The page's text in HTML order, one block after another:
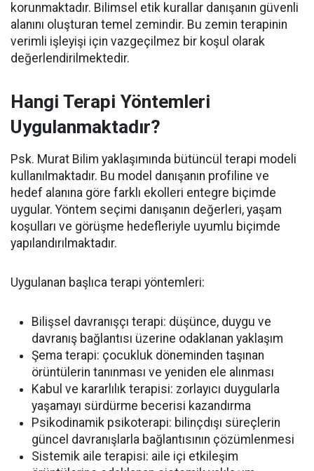
korunmaktadır. Bilimsel etik kurallar danışanın güvenli
alanını oluşturan temel zemindir. Bu zemin terapinin
verimli işleyişi için vazgeçilmez bir koşul olarak
değerlendirilmektedir.
Hangi Terapi Yöntemleri
Uygulanmaktadır?
Psk. Murat Bilim yaklaşımında bütüncül terapi modeli
kullanılmaktadır. Bu model danışanın profiline ve
hedef alanına göre farklı ekolleri entegre biçimde
uygular. Yöntem seçimi danışanın değerleri, yaşam
koşulları ve görüşme hedefleriyle uyumlu biçimde
yapılandırılmaktadır.
Uygulanan başlıca terapi yöntemleri:
Bilişsel davranışçı terapi: düşünce, duygu ve
davranış bağlantısı üzerine odaklanan yaklaşım
Şema terapi: çocukluk döneminden taşınan
örüntülerin tanınması ve yeniden ele alınması
Kabul ve kararlılık terapisi: zorlayıcı duygularla
yaşamayı sürdürme becerisi kazandırma
Psikodinamik psikoterapi: bilinçdışı süreçlerin
güncel davranışlarla bağlantısının çözümlenmesi
Sistemik aile terapisi: aile içi etkileşim